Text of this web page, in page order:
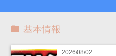
基本情報
2026/08/02